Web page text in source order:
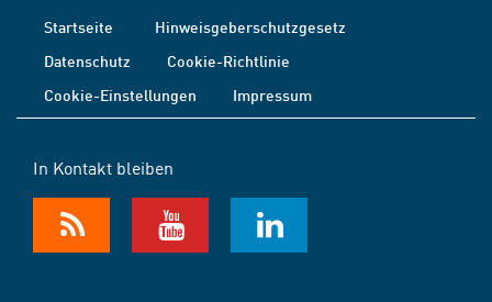
Startseite
Hinweisgeberschutzgesetz
Datenschutz
Cookie-Richtlinie
Cookie-Einstellungen
Impressum
In Kontakt bleiben